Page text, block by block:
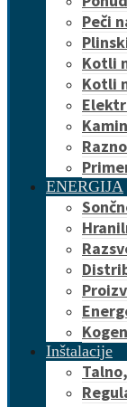
Peči
Kotli
Kotli
ENERGIJA
Inštalacije